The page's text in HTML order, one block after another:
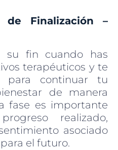
de Finalización –
su fin cuando has
terapéuticos y te
para continuar tu
de manera
fase es importante
realizado,
asociado
el futuro.